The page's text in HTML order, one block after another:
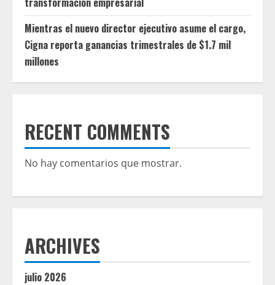
Mientras el nuevo director ejecutivo asume el cargo,
Cigna reporta ganancias trimestrales de $1.7 mil
millones
RECENT COMMENTS
No hay comentarios que mostrar.
ARCHIVES
julio 2026